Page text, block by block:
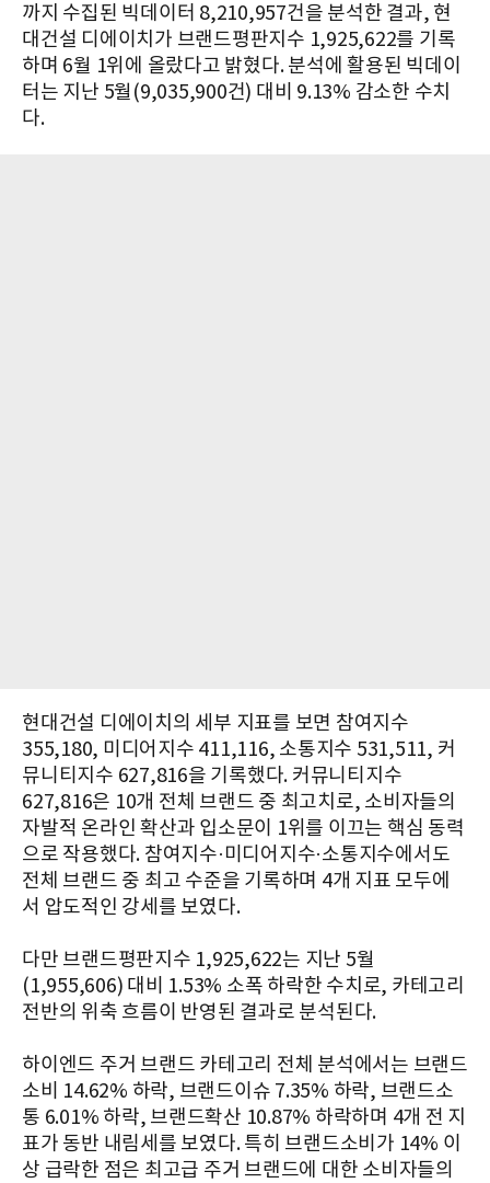
까지 수집된 빅데이터 8,210,957건을 분석한 결과, 현
대건설 디에이치가 브랜드평판지수 1,925,622를 기록
하며 6월 1위에 올랐다고 밝혔다. 분석에 활용된 빅데이
터는 지난 5월(9,035,900건) 대비 9.13% 감소한 수치
다.
현대건설 디에이치의 세부 지표를 보면 참여지수
355,180, 미디어지수 411,116, 소통지수 531,511, 커
뮤니티지수 627,816을 기록했다. 커뮤니티지수
627,816은 10개 전체 브랜드 중 최고치로, 소비자들의
자발적 온라인 확산과 입소문이 1위를 이끄는 핵심 동력
으로 작용했다. 참여지수·미디어지수·소통지수에서도
전체 브랜드 중 최고 수준을 기록하며 4개 지표 모두에
서 압도적인 강세를 보였다.
다만 브랜드평판지수 1,925,622는 지난 5월
(1,955,606) 대비 1.53% 소폭 하락한 수치로, 카테고리
전반의 위축 흐름이 반영된 결과로 분석된다.
하이엔드 주거 브랜드 카테고리 전체 분석에서는 브랜드
소비 14.62% 하락, 브랜드이슈 7.35% 하락, 브랜드소
통 6.01% 하락, 브랜드확산 10.87% 하락하며 4개 전 지
표가 동반 내림세를 보였다. 특히 브랜드소비가 14% 이
상 급락한 점은 최고급 주거 브랜드에 대한 소비자들의